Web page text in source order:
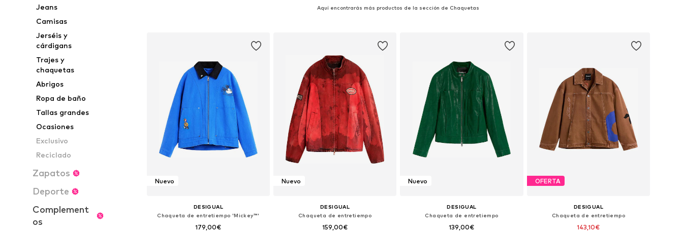
Jeans
Camisas
Jerséis y
cárdigans
Trajes y
chaquetas
Abrigos
Ropa de baño
Tallas grandes
Ocasiones
Exclusivo
Reciclado
Zapatos
Deporte
Complement
os
Aquí encontrarás más productos de la sección de Chaquetas
Nuevo
DESIGUAL
Chaqueta de entretiempo 'Mickey™'
179,00€
Nuevo
DESIGUAL
Chaqueta de entretiempo
159,00€
Nuevo
DESIGUAL
Chaqueta de entretiempo
139,00€
OFERTA
DESIGUAL
Chaqueta de entretiempo
143,10€